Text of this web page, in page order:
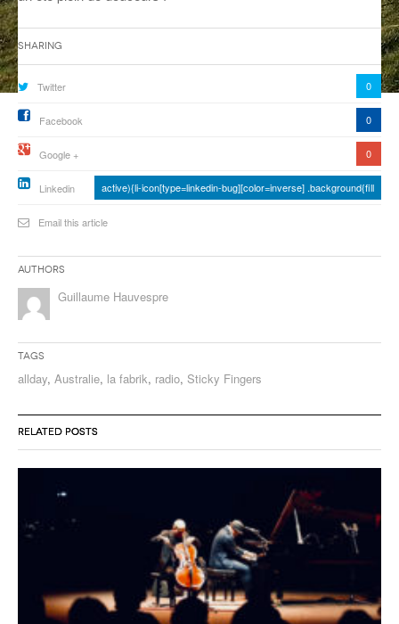
Sharing
Twitter 0
Facebook 0
Google + 0
Linkedin active){li-icon[type=linkedin-bug][color=inverse] .background{fill
Email this article
Authors
Guillaume Hauvespre
Tags
allday, Australie, la fabrik, radio, Sticky Fingers
RELATED POSTS